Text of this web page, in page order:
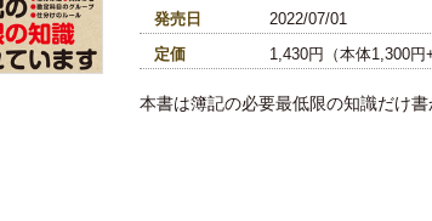
発売日
2022/07/01
定価
1,430円（本体1,300円+
本書は簿記の必要最低限の知識だけ書